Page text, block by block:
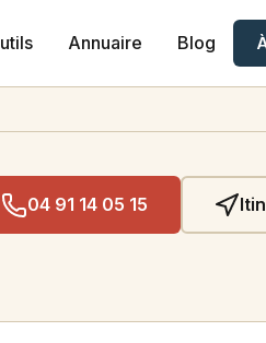
Annuaire Blog
04 91 14 05 15